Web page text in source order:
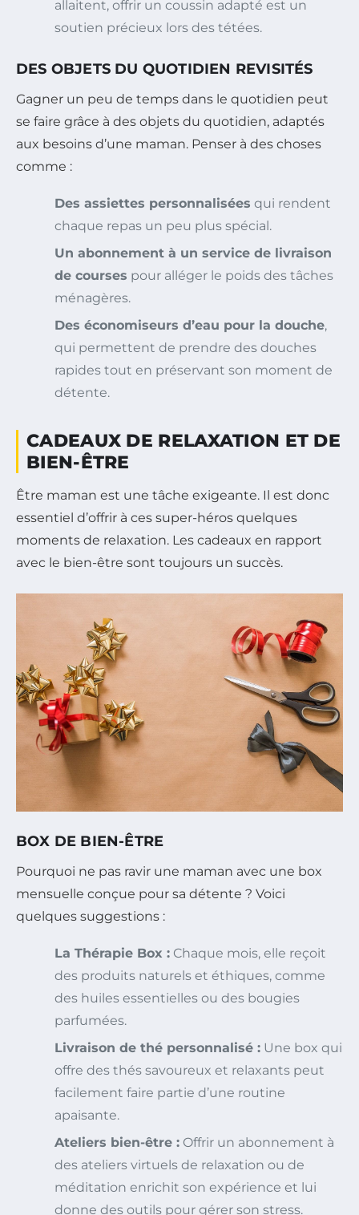
allaitent, offrir un coussin adapté est un
soutien précieux lors des tétées.
DES OBJETS DU QUOTIDIEN REVISITÉS
Gagner un peu de temps dans le quotidien peut
se faire grâce à des objets du quotidien, adaptés
aux besoins d’une maman. Penser à des choses
comme :
Des assiettes personnalisées qui rendent
chaque repas un peu plus spécial.
Un abonnement à un service de livraison
de courses pour alléger le poids des tâches
ménagères.
Des économiseurs d’eau pour la douche,
qui permettent de prendre des douches
rapides tout en préservant son moment de
détente.
CADEAUX DE RELAXATION ET DE
BIEN-ÊTRE
Être maman est une tâche exigeante. Il est donc
essentiel d’offrir à ces super-héros quelques
moments de relaxation. Les cadeaux en rapport
avec le bien-être sont toujours un succès.
BOX DE BIEN-ÊTRE
Pourquoi ne pas ravir une maman avec une box
mensuelle conçue pour sa détente ? Voici
quelques suggestions :
La Thérapie Box : Chaque mois, elle reçoit
des produits naturels et éthiques, comme
des huiles essentielles ou des bougies
parfumées.
Livraison de thé personnalisé : Une box qui
offre des thés savoureux et relaxants peut
facilement faire partie d’une routine
apaisante.
Ateliers bien-être : Offrir un abonnement à
des ateliers virtuels de relaxation ou de
méditation enrichit son expérience et lui
donne des outils pour gérer son stress.